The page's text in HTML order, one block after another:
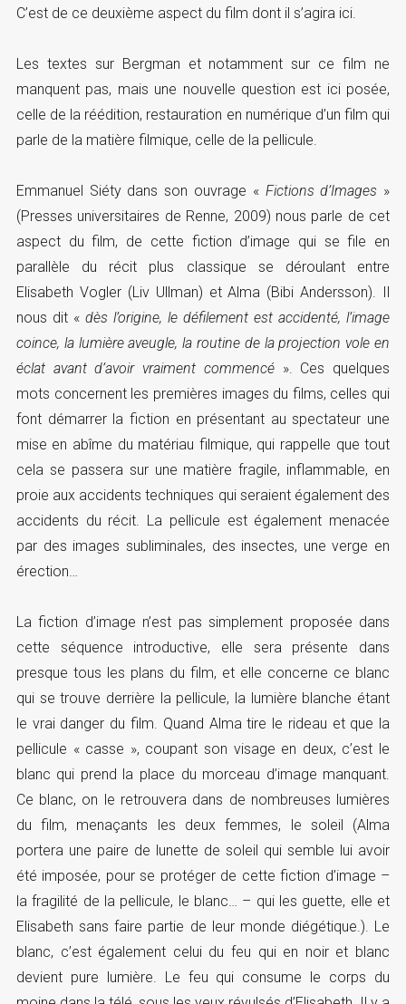
C’est de ce deuxième aspect du film dont il s’agira ici.
Les textes sur Bergman et notamment sur ce film ne
manquent pas, mais une nouvelle question est ici posée,
celle de la réédition, restauration en numérique d’un film qui
parle de la matière filmique, celle de la pellicule.
Emmanuel Siéty dans son ouvrage « Fictions d’Images »
(Presses universitaires de Renne, 2009) nous parle de cet
aspect du film, de cette fiction d’image qui se file en
parallèle du récit plus classique se déroulant entre
Elisabeth Vogler (Liv Ullman) et Alma (Bibi Andersson). Il
nous dit « dès l’origine, le défilement est accidenté, l’image
coince, la lumière aveugle, la routine de la projection vole en
éclat avant d’avoir vraiment commencé». Ces quelques
mots concernent les premières images du films, celles qui
font démarrer la fiction en présentant au spectateur une
mise en abîme du matériau filmique, qui rappelle que tout
cela se passera sur une matière fragile, inflammable, en
proie aux accidents techniques qui seraient également des
accidents du récit. La pellicule est également menacée
par des images subliminales, des insectes, une verge en
érection…
La fiction d’image n’est pas simplement proposée dans
cette séquence introductive, elle sera présente dans
presque tous les plans du film, et elle concerne ce blanc
qui se trouve derrière la pellicule, la lumière blanche étant
le vrai danger du film. Quand Alma tire le rideau et que la
pellicule « casse », coupant son visage en deux, c’est le
blanc qui prend la place du morceau d’image manquant.
Ce blanc, on le retrouvera dans de nombreuses lumières
du film, menaçants les deux femmes, le soleil (Alma
portera une paire de lunette de soleil qui semble lui avoir
été imposée, pour se protéger de cette fiction d’image –
la fragilité de la pellicule, le blanc… – qui les guette, elle et
Elisabeth sans faire partie de leur monde diégétique.). Le
blanc, c’est également celui du feu qui en noir et blanc
devient pure lumière. Le feu qui consume le corps du